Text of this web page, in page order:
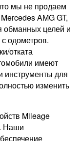
мы не продаем
AMG GT,
обманных целей и
одометров.
отката
имеют
инструменты для
изменить
Mileage
Наши